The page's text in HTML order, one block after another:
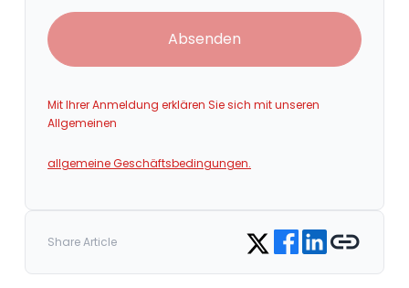
Absenden
Mit Ihrer Anmeldung erklären Sie sich mit unseren
Allgemeinen
allgemeine Geschäftsbedingungen.
Share Article Share on Twitter
Share on Facebook
Share on LinkedIn
Copy link